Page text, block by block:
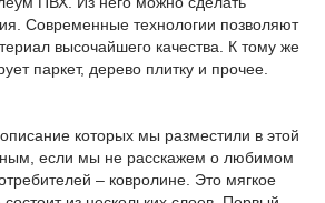
Современные технологии позволяют
высочайшего качества. К тому же
паркет, дерево плитку и прочее.
которых мы разместили в этой
если мы не расскажем о любимом
– ковролине. Это мягкое